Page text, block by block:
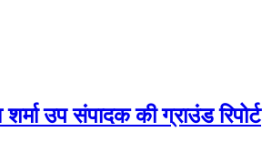
उप संपादक की ग्राउंड रिपोर्ट